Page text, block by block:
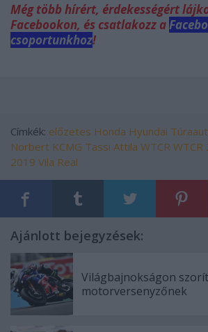
Még több hírért, érdekességért
Facebookon, és csatlakozz a
csoportunkhoz!
Címkék: előzetes Honda Hyundai
Norbert KCMG Tassi Attila WTCR WTCR
2019 Vila Real
Ajánlott bejegyzések:
Világbajnokságon
motorversenyzőnek